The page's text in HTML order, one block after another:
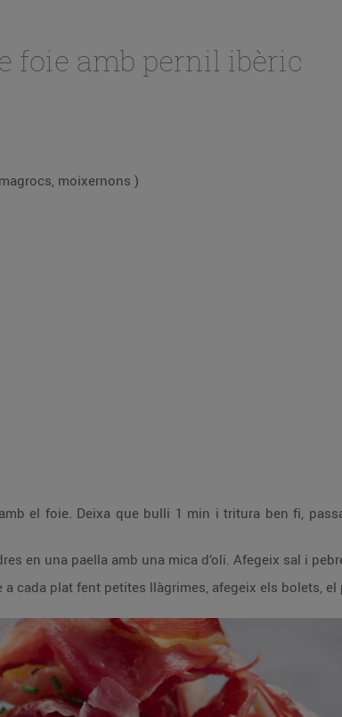
foie amb pernil ibèric
moixernons )
el foie. Deixa que bulli 1 min i tritura ben fi,
en una paella amb una mica d’oli. Afegeix sal i
cada plat fent petites llàgrimes, afegeix els bolets,